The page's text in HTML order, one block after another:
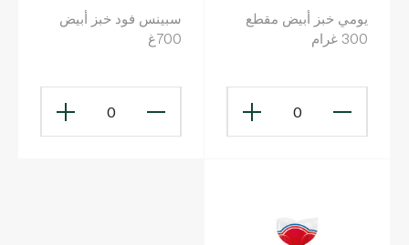
يومي خبز أبيض مقطع
300 غرام
0
سبينس فود خبز أبيض
700غ
0